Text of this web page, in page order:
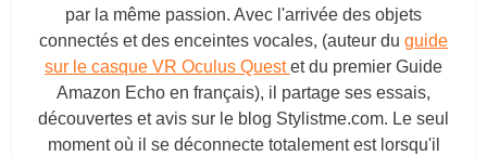
par la même passion. Avec l'arrivée des objets
connectés et des enceintes vocales, (auteur du guide
sur le casque VR Oculus Questet du premier Guide
Amazon Echo en français), il partage ses essais,
découvertes et avis sur le blog Stylistme.com. Le seul
moment où il se déconnecte totalement est lorsqu'il